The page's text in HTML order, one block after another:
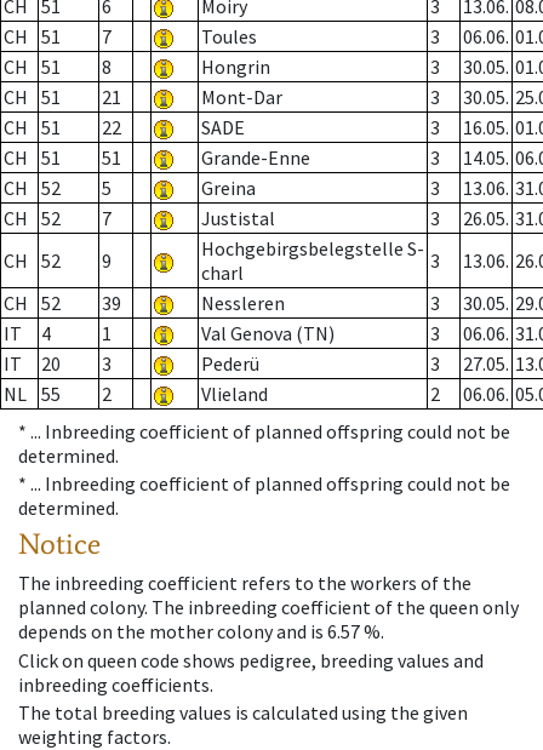
CH 51 6 Moiry 3 13.06.
CH
51 7 Toules 3 06.06.
CH
51 8 Hongrin 3 30.05.
CH
51 21 Mont-Dar 3 30.05.
CH
51 22 SADE 3 16.05.
CH
51 51 Grande-Enne 3 14.05.
CH
52 5 Greina 3 13.06.
CH
52 7 Justistal 3 26.05.
CH
52 9
Hochgebirgsbelegstelle S-
charl
3 13.06.
CH
52 39 Nessleren 3 30.05.
IT
4 1 Val Genova (TN) 3 06.06.
IT
20 3 Pederü 3 27.05.
NL 55 2 Vlieland 2 06.06.
* ... Inbreeding coefficient of planned offspring could not be
determined.
* ... Inbreeding coefficient of planned offspring could not be
determined.
Notice
The inbreeding coefficient refers to the workers of the
planned colony. The inbreeding coefficient of the queen only
depends on the mother colony and is 6.57 %.
Click on queen code shows pedigree, breeding values and
inbreeding coefficients.
The total breeding values is calculated using the given
weighting factors.